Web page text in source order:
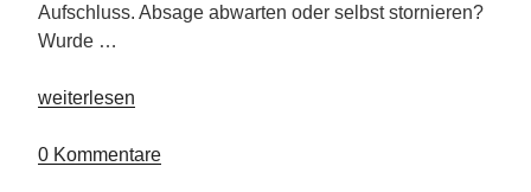
Aufschluss. Absage abwarten oder selbst stornieren?
Wurde …
„Tipps
Kreuzfahrer“
weiterlesen
0 Kommentare